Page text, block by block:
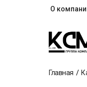
О
Главная